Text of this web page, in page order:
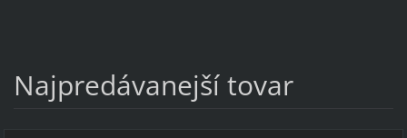
Najpredávanejší tovar